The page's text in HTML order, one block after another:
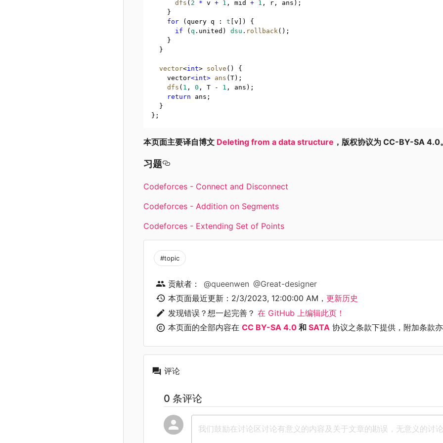
dfs ( 2 * v + 1 , mid + 1 , r ,
ans);
    }
for (query q : t [v]) {
if ( q . united) dsu . rollback();
    }
  }
vector<int> solve () {
    vector
<int> ans (T);
dfs ( 1 , 0 , T - 1 ,
ans);
return ans;
  }
};
本页面主要译自博文 Deleting from a data structure ，版权协议为 CC-BY-SA 4.0
习题
Codeforces - Connect and Disconnect
Codeforces - Addition on Segments
Codeforces - Extending Set of Points
#topic
贡献者： @queenwen @Great-designer
本页面最近更新： 2/3/2023, 12:00:00 AM ， 更新历史
发现错误？想一起完善？ 在 GitHub 上编辑此页！
本页面的全部内容在 CC BY-SA 4.0 和 SATA 协议之条款下提供，附加条款
评论
0 条评论